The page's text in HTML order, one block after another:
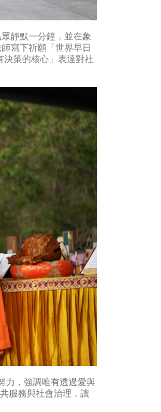
靜默一分鐘，並在象
寫下祈願「世界早日
策的核心」表達對社
力，強調唯有透過愛與
服務與社會治理，讓